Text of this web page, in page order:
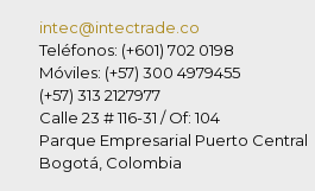
intec@intectrade.co
Teléfonos: (+601) 702 0198
Móviles: (+57) 300 4979455
(+57) 313 2127977
Calle 23 # 116-31 / Of: 104
Parque Empresarial Puerto Central
Bogotá, Colombia